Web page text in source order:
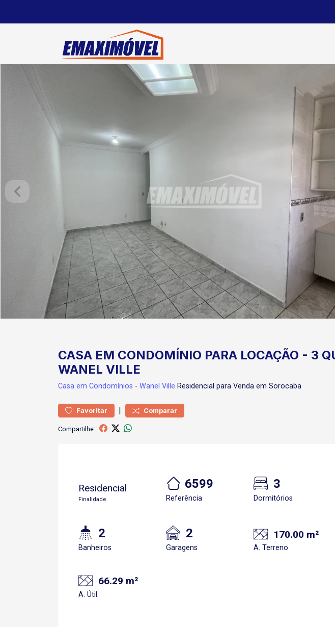
CASA EM CONDOMÍNIO PARA LOCAÇÃO - 3
WANEL VILLE
Casa em Condomínios - Wanel Ville Residencial para Venda em Sorocaba
Favoritar | Comparar
Compartilhe:
Residencial
Finalidade
6599
Referência
3
Dormitórios
2
Banheiros
2
Garagens
170.00 m²
A. Terreno
66.29 m²
A. Útil